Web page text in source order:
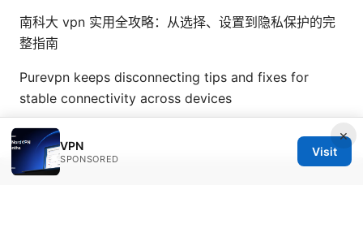
南科大 vpn 实用全攻略：从选择、设置到隐私保护的完
整指南
Purevpn keeps disconnecting tips and fixes for
stable connectivity across devices
×
VPN
SPONSORED
Visit